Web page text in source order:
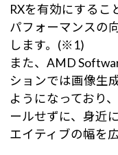
RXを有効にするこ
パフォーマンスの
します。(※1)
また、AMD
ションでは画像生
ようになっており
ールせずに、身近
エイティブの幅を